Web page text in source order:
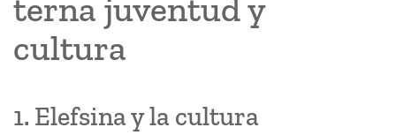
terna juventud y
cultura
1. Elefsina y la cultura